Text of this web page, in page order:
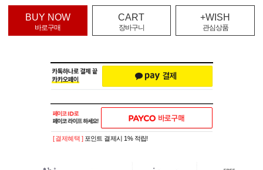
BUY NOW
바로구매
CART
장바구니
+WISH
관심상품
[ 결제혜택 ] 포인트 결제시 1% 적립!